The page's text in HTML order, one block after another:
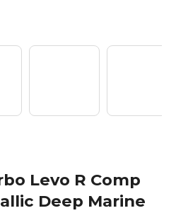
Levo R Comp
Deep Marine